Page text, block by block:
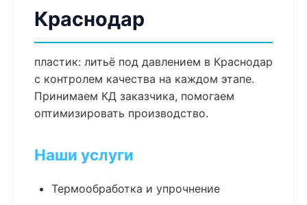
Краснодар
пластик: литьё под давлением в Краснодар
с контролем качества на каждом этапе.
Принимаем КД заказчика, помогаем
оптимизировать производство.
Наши услуги
Термообработка и упрочнение